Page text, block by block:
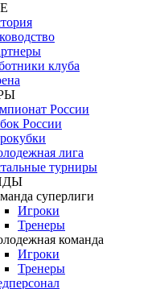
клуба
России
России
лига
турниры
суперлиги
Игроки
Тренеры
команда
Игроки
Тренеры